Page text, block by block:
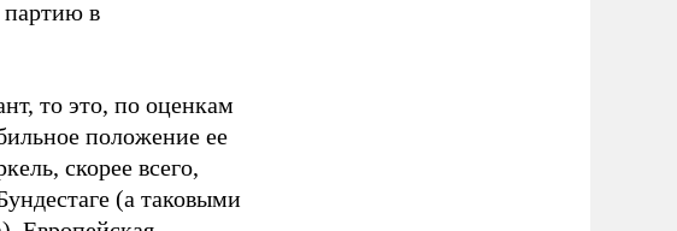
в
то это, по оценкам
положение ее
скорее всего,
(а таковыми